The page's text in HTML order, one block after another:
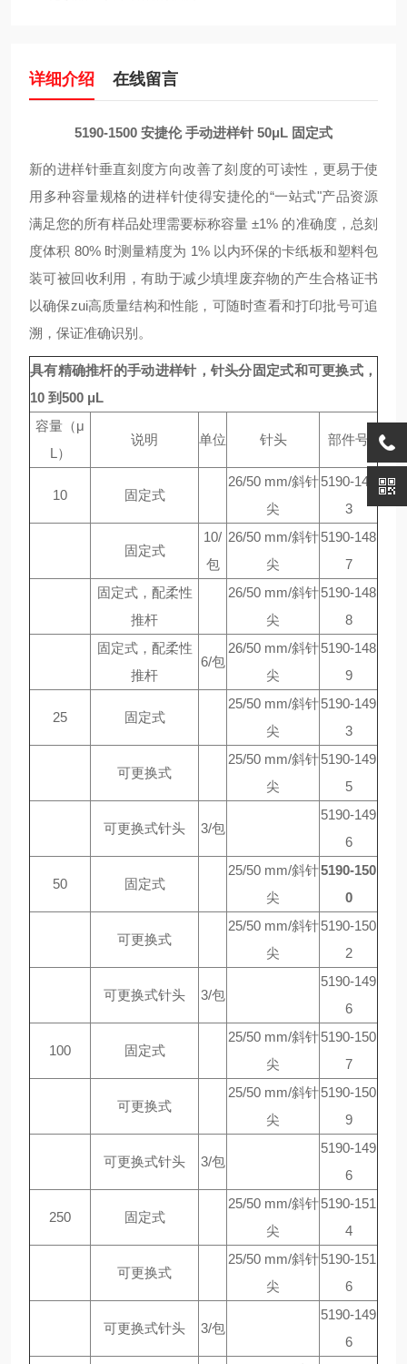
详细介绍 在线留言
5190-1500 安捷伦 手动进样针 50μL 固定式
新的进样针垂直刻度方向改善了刻度的可读性，更易于使
用多种容量规格的进样针使得安捷伦的“一站式"产品资源
满足您的所有样品处理需要标称容量 ±1% 的准确度，总刻
度体积 80% 时测量精度为 1% 以内环保的卡纸板和塑料包
装可被回收利用，有助于减少填埋废弃物的产生合格证书
以确保zui高质量结构和性能，可随时查看和打印批号可追
溯，保证准确识别。
具有精确推杆的手动进样针，针头分固定式和可更换式，
10 到500 μL
容量（μ
L）
说明 单位 针头 部件号
10 固定式
26/50 mm/斜针
尖
5190-148
3
固定式
10/
包
26/50 mm/斜针
尖
5190-148
7
固定式，配柔性
推杆
26/50 mm/斜针
尖
5190-148
8
固定式，配柔性
推杆
6/包
26/50 mm/斜针
尖
5190-148
9
25 固定式
25/50 mm/斜针
尖
5190-149
3
可更换式
25/50 mm/斜针
尖
5190-149
5
可更换式针头 3/包
5190-149
6
50 固定式
25/50 mm/斜针
尖
5190-150
0
可更换式
25/50 mm/斜针
尖
5190-150
2
可更换式针头 3/包
5190-149
6
100 固定式
25/50 mm/斜针
尖
5190-150
7
可更换式
25/50 mm/斜针
尖
5190-150
9
可更换式针头 3/包
5190-149
6
250 固定式
25/50 mm/斜针
尖
5190-151
4
可更换式
25/50 mm/斜针
尖
5190-151
6
可更换式针头 3/包
5190-149
6